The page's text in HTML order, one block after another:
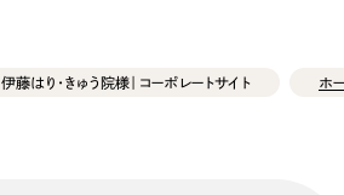
伊藤はり・きゅう院様｜コーポレートサイト ホ